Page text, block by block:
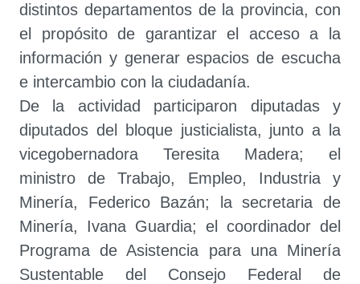
distintos departamentos de la provincia, con
el propósito de garantizar el acceso a la
información y generar espacios de escucha
e intercambio con la ciudadanía.
De la actividad participaron diputadas y
diputados del bloque justicialista, junto a la
vicegobernadora Teresita Madera; el
ministro de Trabajo, Empleo, Industria y
Minería, Federico Bazán; la secretaria de
Minería, Ivana Guardia; el coordinador del
Programa de Asistencia para una Minería
Sustentable del Consejo Federal de